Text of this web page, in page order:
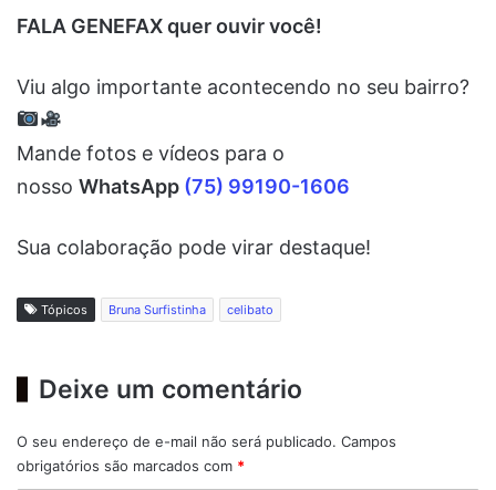
FALA GENEFAX quer ouvir você!
Viu algo importante acontecendo no seu bairro?
Mande fotos e vídeos para o
nosso WhatsApp (75) 99190-1606
Sua colaboração pode virar destaque!
Tópicos Bruna Surfistinha celibato
Deixe um comentário
O seu endereço de e-mail não será publicado. Campos
obrigatórios são marcados com *